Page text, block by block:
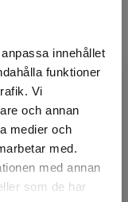
innehållet
funktioner
Vi
och annan
medier och
med.
med annan
som de har